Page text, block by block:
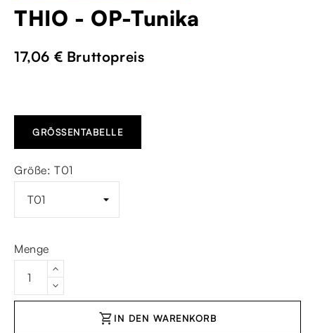
THIO - OP-Tunika
17,06 € Bruttopreis
GRÖSSENTABELLE
Größe: T01
Menge
shopping_cart IN DEN WARENKORB